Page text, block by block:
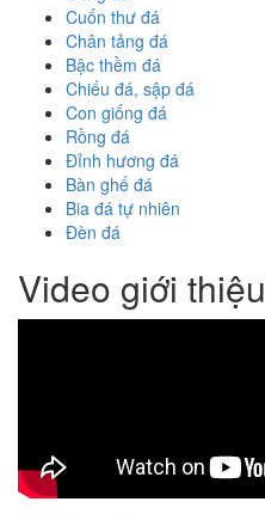
Cuốn thư đá
Chân tảng đá
Bậc thềm đá
Chiếu đá, sập đá
Con giống đá
Rồng đá
Đỉnh hương đá
Bàn ghế đá
Bia đá tự nhiên
Đèn đá
Video giới thiệu